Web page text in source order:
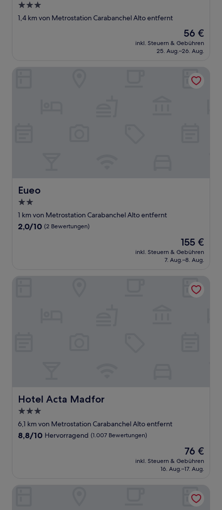
3.0-
Sterne-
1,4 km von Metrostation Carabanchel Alto entfernt
Der
Preis
beträgt
56 €
inkl. Steuern & Gebühren
25. Aug.–26. Aug.
Eueo
Eueo
2.0-
Sterne-
Unterkunft
1 km von Metrostation Carabanchel Alto entfernt
2.0
2,0/10 (2 Bewertungen)
Der
Preis
beträgt
155 €
inkl. Steuern & Gebühren
7. Aug.–8. Aug.
Hotel Acta Madfor
Hotel Acta Madfor
3.0-
Sterne-
Unterkunft
6,1 km von Metrostation Carabanchel Alto entfernt
8.8
8,8/10 Hervorragend (1.007 Bewertungen)
Der
Preis
beträgt
76 €
inkl. Steuern & Gebühren
16. Aug.–17. Aug.